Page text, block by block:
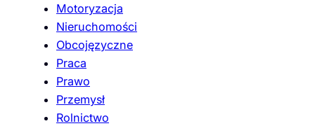
Motoryzacja
Nieruchomości
Obcojęzyczne
Praca
Prawo
Przemysł
Rolnictwo